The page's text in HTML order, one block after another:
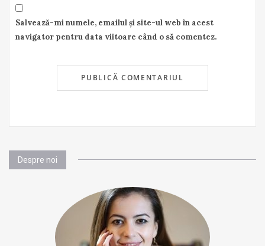
Salvează-mi numele, emailul și site-ul web în acest
navigator pentru data viitoare când o să comentez.
Despre noi